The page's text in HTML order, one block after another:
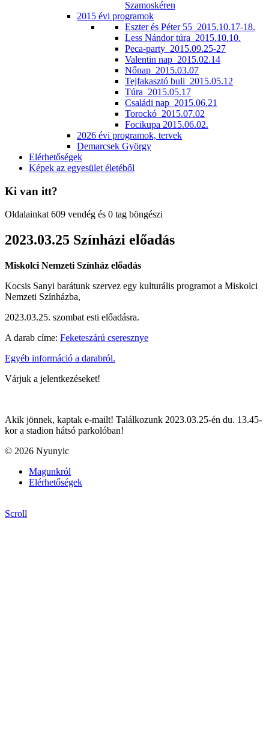
Szamoskéren
2015 évi programok
Eszter és Péter 55_2015.10.17-18.
Less Nándor túra_2015.10.10.
Peca-party_2015.09.25-27
Valentin nap_2015.02.14
Nőnap_2015.03.07
Tejfakasztó buli_2015.05.12
Túra_2015.05.17
Családi nap_2015.06.21
Torockó_2015.07.02
Focikupa 2015.06.02.
2026 évi programok, tervek
Demarcsek György
Elérhetőségek
Képek az egyesület életéből
Ki van itt?
Oldalainkat 609 vendég és 0 tag böngészi
2023.03.25 Színházi előadás
Miskolci Nemzeti Színház előadás
Kocsis Sanyi barátunk szervez egy kulturális programot a Miskolci
Nemzeti Színházba,
2023.03.25. szombat esti előadásra.
A darab címe: Feketeszárú cseresznye
Egyéb információ a darabról.
Várjuk a jelentkezéseket!
Akik jönnek, kaptak e-mailt! Találkozunk 2023.03.25-én du. 13.45-
kor a stadion hátsó parkolóban!
© 2026 Nyunyic
Magunkról
Elérhetőségek
Scroll